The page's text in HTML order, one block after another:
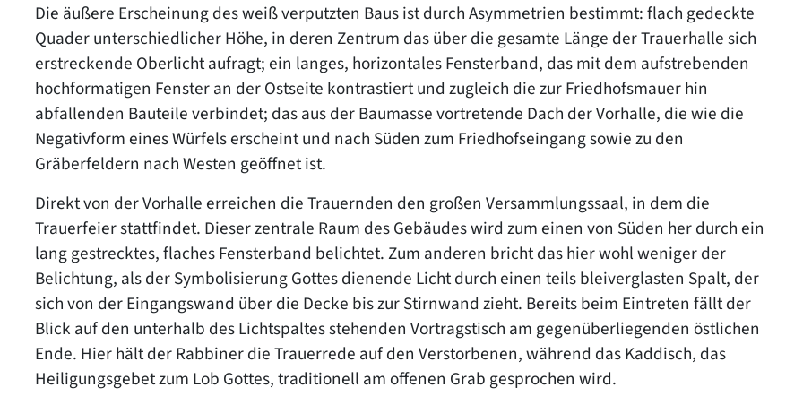
Die äußere Erscheinung des weiß verputzten Baus ist durch Asymmetrien bestimmt: flach gedeckte
Quader unterschiedlicher Höhe, in deren Zentrum das über die gesamte Länge der Trauerhalle sich
erstreckende Oberlicht aufragt; ein langes, horizontales Fensterband, das mit dem aufstrebenden
hochformatigen Fenster an der Ostseite kontrastiert und zugleich die zur Friedhofsmauer hin
abfallenden Bauteile verbindet; das aus der Baumasse vortretende Dach der Vorhalle, die wie die
Negativform eines Würfels erscheint und nach Süden zum Friedhofseingang sowie zu den
Gräberfeldern nach Westen geöffnet ist.
Direkt von der Vorhalle erreichen die Trauernden den großen Versammlungssaal, in dem die
Trauerfeier stattfindet. Dieser zentrale Raum des Gebäudes wird zum einen von Süden her durch ein
lang gestrecktes, flaches Fensterband belichtet. Zum anderen bricht das hier wohl weniger der
Belichtung, als der Symbolisierung Gottes dienende Licht durch einen teils bleiverglasten Spalt, der
sich von der Eingangswand über die Decke bis zur Stirnwand zieht. Bereits beim Eintreten fällt der
Blick auf den unterhalb des Lichtspaltes stehenden Vortragstisch am gegenüberliegenden östlichen
Ende. Hier hält der Rabbiner die Trauerrede auf den Verstorbenen, während das Kaddisch, das
Heiligungsgebet zum Lob Gottes, traditionell am offenen Grab gesprochen wird.